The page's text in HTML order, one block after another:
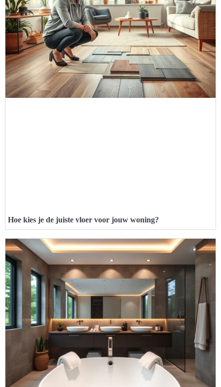
Hoe kies je de juiste vloer voor jouw woning?